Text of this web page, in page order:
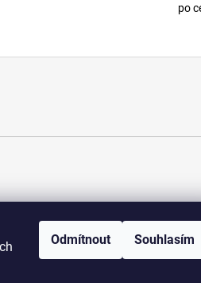
Odmítnout Souhlasím
p
v
i
po